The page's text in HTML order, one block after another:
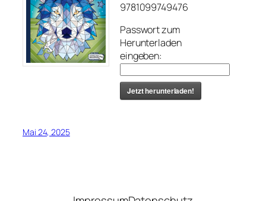
9781099749476
Passwort zum
Herunterladen
eingeben:
Jetzt herunterladen!
Mai 24, 2025